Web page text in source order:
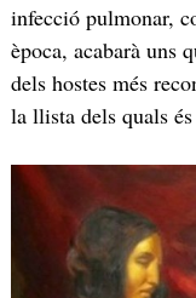
infecció pulmonar,
època, acabarà uns
dels hostes més
la llista dels quals és